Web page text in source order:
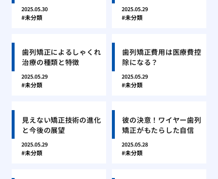
2025.05.30
未分類
2025.05.29
未分類
歯列矯正によるしゃくれ
治療の種類と特徴
2025.05.29
未分類
歯列矯正費用は医療費控
除になる？
2025.05.29
未分類
見えない矯正技術の進化
と今後の展望
2025.05.29
未分類
彼の決意！ワイヤー歯列
矯正がもたらした自信
2025.05.28
未分類